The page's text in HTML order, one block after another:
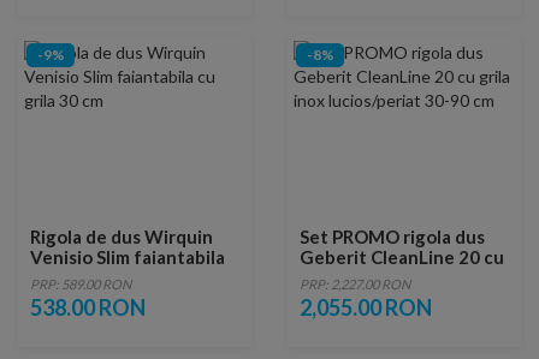
-9%
Rigola de dus Wirquin
Venisio Slim faiantabila
cu grila 30 cm
PRP: 589.00 RON
538.00 RON
-8%
Set PROMO rigola dus
Geberit CleanLine 20 cu
grila inox lucios/periat
30-90 cm
PRP: 2,227.00 RON
2,055.00 RON